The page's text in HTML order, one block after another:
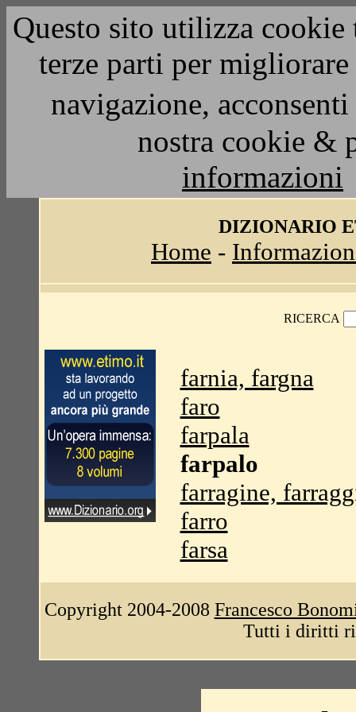
Questo sito utilizza
terze parti per
navigazione,
nostra cookie &
informazioni
DIZIONARIO
Home -
RICERCA
farnia, fargna
faro
farpala
farpalo
farragine,
farro
farsa
Copyright 2004-2008 Francesco
Tutti i diritti